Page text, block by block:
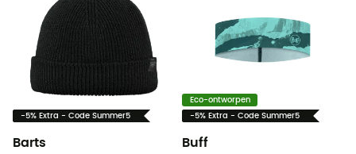
-5% Extra - Code Summer5
Barts
Eco-ontworpen
-5% Extra - Code Summer5
Buff